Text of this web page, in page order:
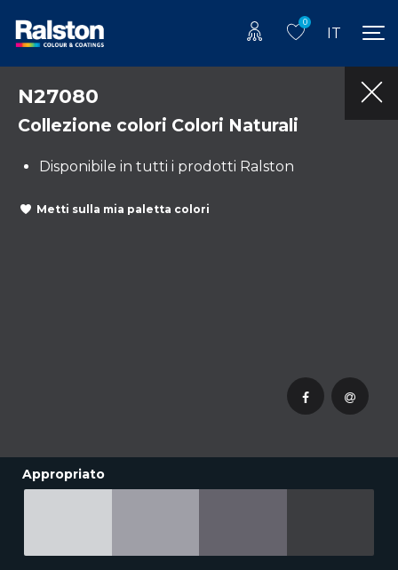
0
IT
N27080
Collezione colori Colori Naturali
Disponibile in tutti i prodotti Ralston
Metti sulla mia paletta colori
Appropriato